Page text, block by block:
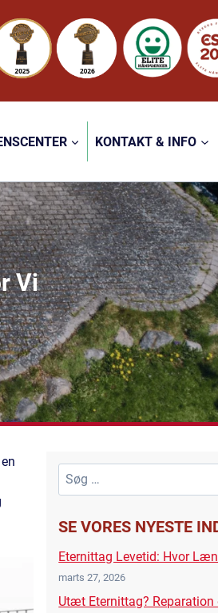
KONTAKT & INFO
Vi
Søg
efter:
SE VORES NYESTE
Eternittag Levetid: Hvor
marts 27, 2026
Utæt Eternittag?